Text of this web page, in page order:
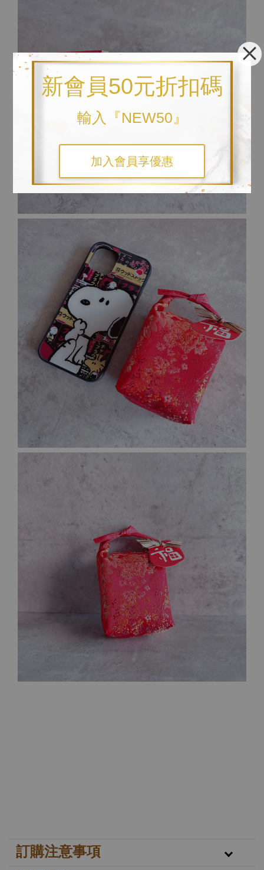
新會員50元折扣碼
輸入『NEW50』
加入會員享優惠
訂購注意事項